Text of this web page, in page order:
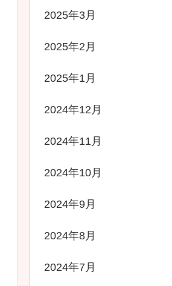
2025年3月
2025年2月
2025年1月
2024年12月
2024年11月
2024年10月
2024年9月
2024年8月
2024年7月